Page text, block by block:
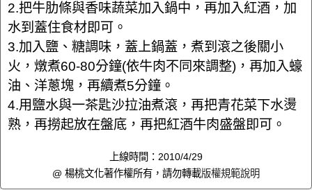
2.把牛肋條與香味蔬菜加入鍋中，再加入紅酒，加
水到蓋住食材即可。
3.加入鹽、糖調味，蓋上鍋蓋，煮到滾之後關小
火，燉煮60-80分鐘(依牛肉不同來調整)，再加入蠔
油、洋蔥塊，再續煮5分鐘。
4.用鹽水與一茶匙沙拉油煮滾，再把青花菜下水燙
熟，再撈起放在盤底，再把紅酒牛肉盛盤即可。
上線時間：2010/4/29
@ 楊桃文化著作權所有，請勿轉載版權規範說明